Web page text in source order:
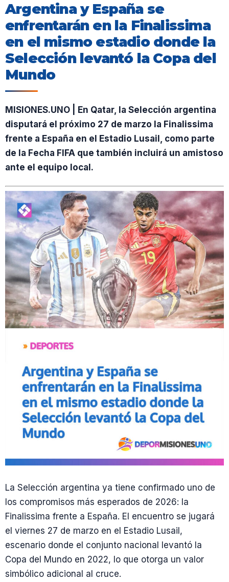
Argentina y España se
enfrentarán en la Finalissima
en el mismo estadio donde la
Selección levantó la Copa del
Mundo
MISIONES.UNO | En Qatar, la Selección argentina
disputará el próximo 27 de marzo la Finalissima
frente a España en el Estadio Lusail, como parte
de la Fecha FIFA que también incluirá un amistoso
ante el equipo local.
La Selección argentina ya tiene confirmado uno de
los compromisos más esperados de 2026: la
Finalissima frente a España. El encuentro se jugará
el viernes 27 de marzo en el Estadio Lusail,
escenario donde el conjunto nacional levantó la
Copa del Mundo en 2022, lo que otorga un valor
simbólico adicional al cruce.